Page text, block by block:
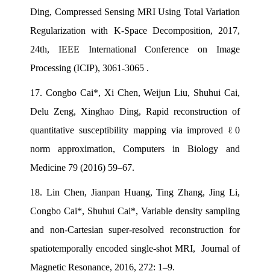
Ding, Compressed Sensing MRI Using Total Variation
Regularization with K-Space Decomposition, 2017,
24th, IEEE International Conference on Image
Processing (ICIP), 3061-3065 .
17. Congbo Cai*, Xi Chen, Weijun Liu, Shuhui Cai,
Delu Zeng, Xinghao Ding, Rapid reconstruction of
quantitative susceptibility mapping via improved ℓ0
norm approximation, Computers in Biology and
Medicine 79 (2016) 59–67.
18. Lin Chen, Jianpan Huang, Ting Zhang, Jing Li,
Congbo Cai*, Shuhui Cai*, Variable density sampling
and non-Cartesian super-resolved reconstruction for
spatiotemporally encoded single-shot MRI, Journal of
Magnetic Resonance, 2016, 272: 1–9.